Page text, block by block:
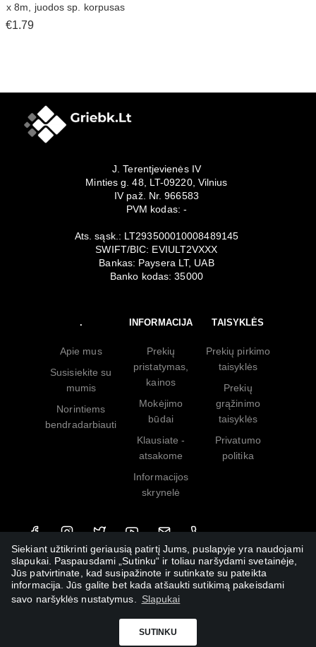
Siekiant užtikrinti geriausią patirtį Jums, puslapyje yra naudojami
slapukai. Paspausdami „Sutinku“ ir toliau naršydami svetainėje,
Jūs patvirtinate, kad susipažinote ir sutinkate su pateikta
informacija. Jūs galite bet kada atšaukti sutikimą pakeisdami
savo naršyklės nustatymus.
Slapukai
SUTINKU
x 8m, juodos sp. korpusas
€1.79
J. Terentjevienės IV
Minties g. 48, LT-09220, Vilnius
IV paž. Nr. 966583
PVM kodas: -
Ats. sąsk.: LT293500010008489145
SWIFT/BIC: EVIULT2VXXX
Bankas: Paysera LT, UAB
Banko kodas: 35000
.
Apie mus
Susisiekite su
mumis
Norintiems
bendradarbiauti
INFORMACIJA
Prekių
pristatymas,
kainos
Mokėjimo
būdai
Klausiate -
atsakome
Informacijos
skrynelė
TAISYKLĖS
Prekių pirkimo
taisyklės
Prekių
grąžinimo
taisyklės
Privatumo
politika